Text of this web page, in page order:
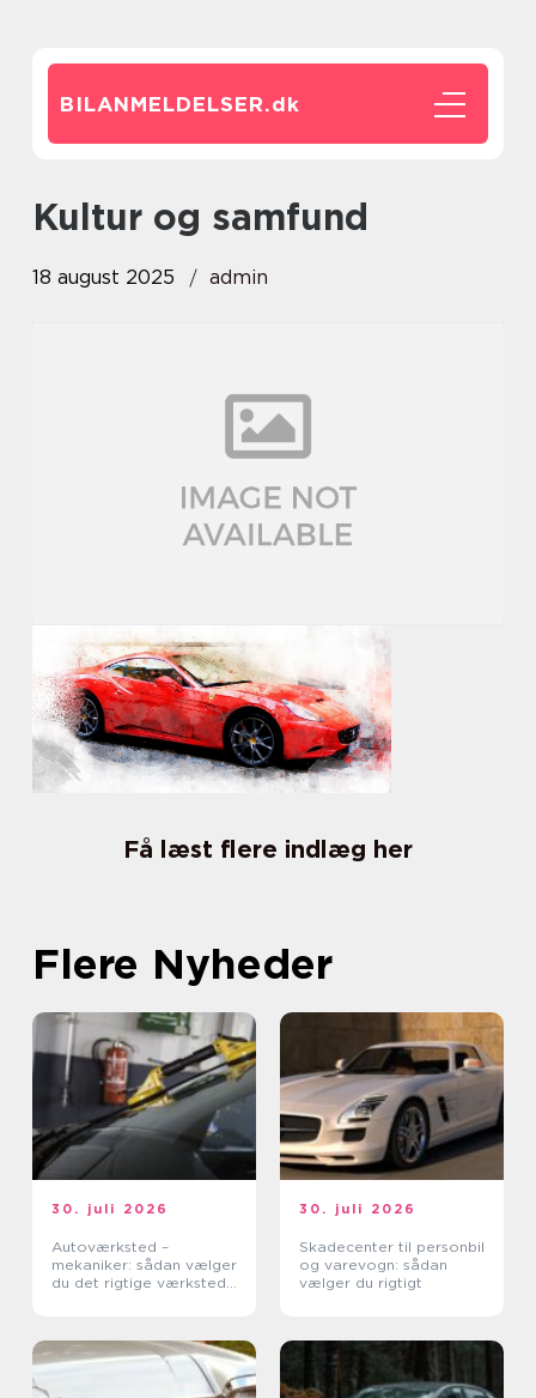
BILANMELDELSER.dk
Kultur og samfund
18 august 2025 admin
Få læst flere indlæg her
Flere Nyheder
30. juli 2026
Autoværksted –
mekaniker: sådan vælger
du det rigtige værksted
30. juli 2026
Skadecenter til personbil
og varevogn: sådan
vælger du rigtigt